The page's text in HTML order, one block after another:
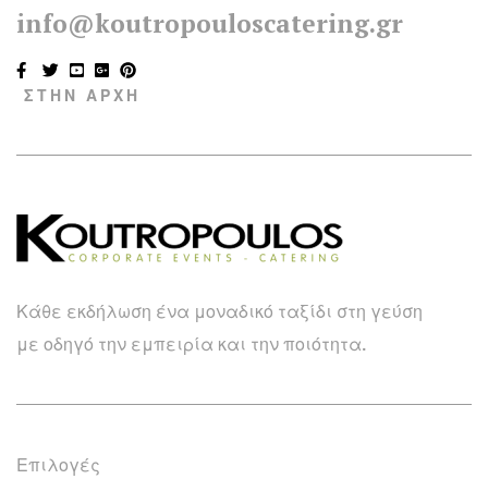
info@koutropouloscatering.gr
ΣΤΗΝ ΑΡΧΗ
Κάθε εκδήλωση ένα μοναδικό ταξίδι στη γεύση
με οδηγό την εμπειρία και την ποιότητα.
Επιλογές